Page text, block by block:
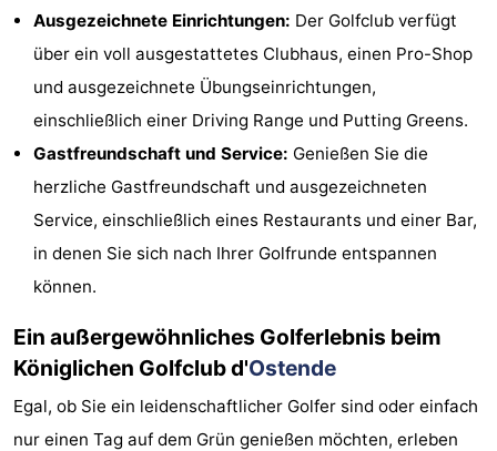
Aussichtspunkte
Attraktionen
Spielplätze
Spielplätze
Minigolfplätze
Wellness-
Zentren
Dörfer
Städte
Sport
Ausgezeichnete Einrichtungen: Der Golfclub verfügt
über ein voll ausgestattetes Clubhaus, einen Pro-Shop
und ausgezeichnete Übungseinrichtungen,
einschließlich einer Driving Range und Putting Greens.
Gastfreundschaft und Service: Genießen Sie die
herzliche Gastfreundschaft und ausgezeichneten
Service, einschließlich eines Restaurants und einer Bar,
in denen Sie sich nach Ihrer Golfrunde entspannen
können.
Ein außergewöhnliches Golferlebnis beim
Königlichen Golfclub d'Ostende
Egal, ob Sie ein leidenschaftlicher Golfer sind oder einfach
nur einen Tag auf dem Grün genießen möchten, erleben